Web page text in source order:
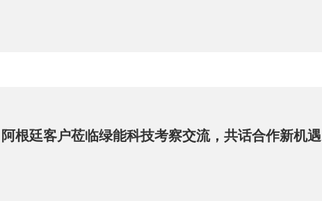
阿根廷客户莅临绿能科技考察交流，共话合作新机遇